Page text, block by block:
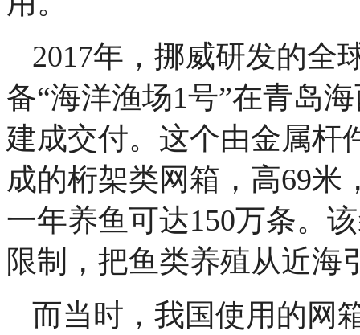
2017年，挪威研发的全
备“海洋渔场1号”在青岛
建成交付。这个由金属杆
成的桁架类网箱，高69米
一年养鱼可达150万条。
限制，把鱼类养殖从近海
而当时，我国使用的网